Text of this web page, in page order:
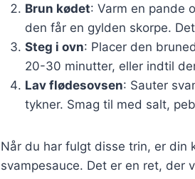
Brun kødet: Varm en pande
den får en gylden skorpe.
Steg i ovn: Placer den
20-30 minutter, eller indtil
Lav flødesovsen: Sauter
tykner. Smag til med salt,
Når du har fulgt disse trin, er
svampesauce. Det er en ret, der